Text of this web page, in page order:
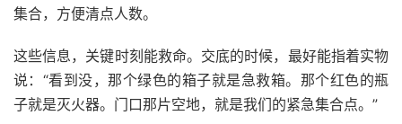
集合，方便清点人数。
这些信息，关键时刻能救命。交底的时候，最好能指着实物
说：“看到没，那个绿色的箱子就是急救箱。那个红色的瓶
子就是灭火器。门口那片空地，就是我们的紧急集合点。”